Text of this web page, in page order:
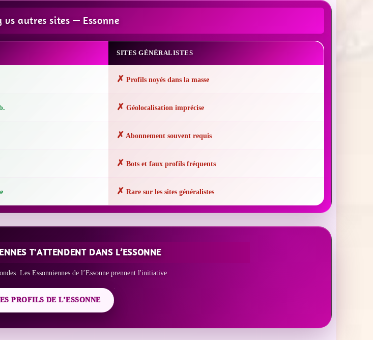
vs autres sites — Essonne
SITES GÉNÉRALISTES
✗ Profils noyés dans la masse
✗ Géolocalisation imprécise
✗ Abonnement souvent requis
✗ Bots et faux profils fréquents
✗ Rare sur les sites généralistes
T'ATTENDENT DANS L’ESSONNE
Les Essonniennes de l’Essonne prennent l'initiative.
PROFILS DE L’ESSONNE